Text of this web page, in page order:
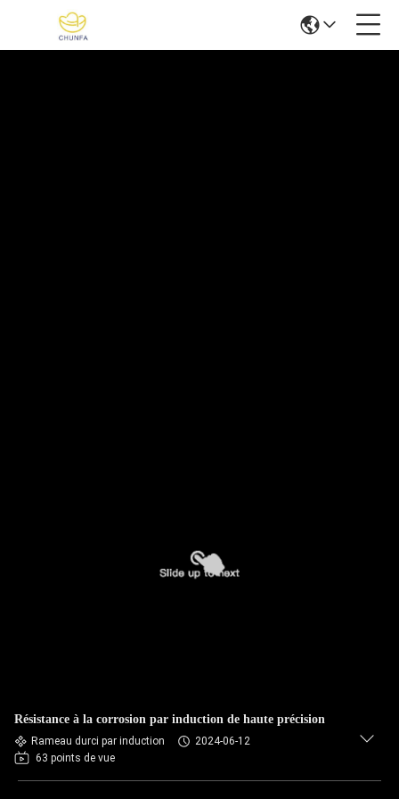
Résistance à la corrosion par induction de haute précision
Rameau durci par induction
2024-06-12
63 points de vue